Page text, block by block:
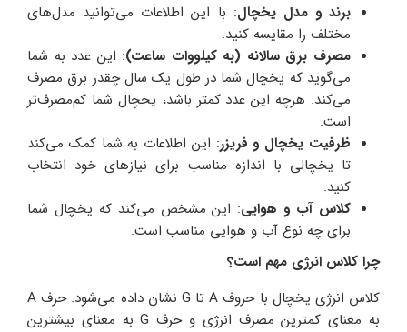
برند و مدل یخچال: با این اطلاعات می‌توانید مدل‌های
مختلف را مقایسه کنید.
مصرف برق سالانه (به کیلووات ساعت): این عدد به شما
می‌گوید که یخچال شما در طول یک سال چقدر برق مصرف
می‌کند. هرچه این عدد کمتر باشد، یخچال شما کم‌مصرف‌تر
است.
ظرفیت یخچال و فریزر: این اطلاعات به شما کمک می‌کند
تا یخچالی با اندازه مناسب برای نیازهای خود انتخاب
کنید.
کلاس آب و هوایی: این مشخص می‌کند که یخچال شما
برای چه نوع آب و هوایی مناسب است.
چرا کلاس انرژی مهم است؟
کلاس انرژی یخچال با حروف A تا G نشان داده می‌شود. حرف A
به معنای کمترین مصرف انرژی و حرف G به معنای بیشترین